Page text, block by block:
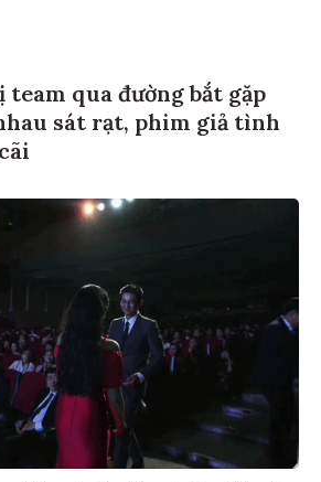
team qua đường bắt gặp
sát rạt, phim giả tình